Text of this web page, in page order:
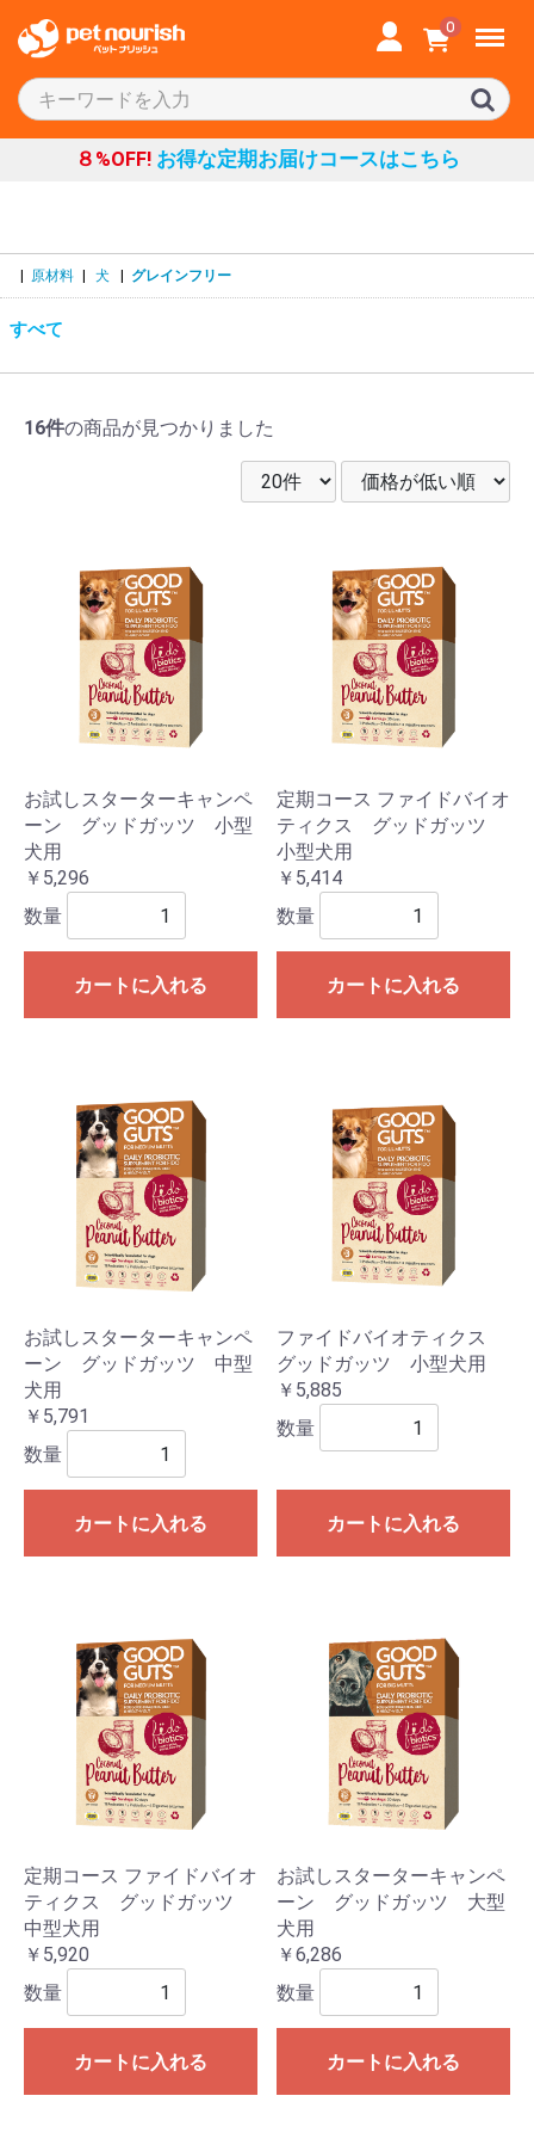
0 Menu
８%OFF!お得な定期お届けコースはこちら
原材料 犬 グレインフリー
すべて
16件の商品が見つかりました
お試しスターターキャンペ
ーン グッドガッツ 小型
犬用
￥5,296
数量
カートに入れる
定期コース ファイドバイオ
ティクス グッドガッツ
小型犬用
￥5,414
数量
カートに入れる
お試しスターターキャンペ
ーン グッドガッツ 中型
犬用
￥5,791
数量
カートに入れる
ファイドバイオティクス
グッドガッツ 小型犬用
￥5,885
数量
カートに入れる
定期コース ファイドバイオ
ティクス グッドガッツ
中型犬用
￥5,920
数量
カートに入れる
お試しスターターキャンペ
ーン グッドガッツ 大型
犬用
￥6,286
数量
カートに入れる